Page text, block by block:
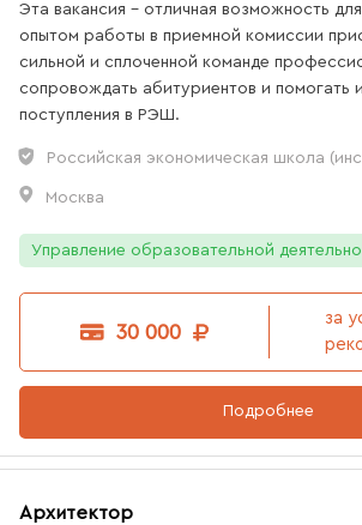
Эта вакансия - отличная возможность
опытом работы в приемной комиссии
сильной и сплоченной команде
сопровождать абитуриентов и помогать
поступления в РЭШ.
Российская экономическая школа
Москва
Управление образовательной
30 000
за
Подробнее
Архитектор